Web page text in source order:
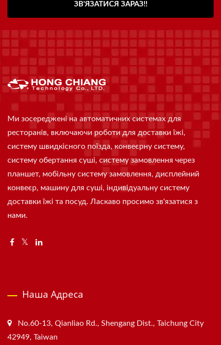
ЗВ'ЯЗАТИСЯ ЗАРАЗ!!
Ми зосереджені на автоматичних системах для
ресторанів, включаючи роботи для доставки їжі,
систему швидкісного поїзда, конвеєрну систему,
систему обертання суші, систему замовлення через
планшет, мобільну систему замовлення, дисплейний
конвеєр, машину для суші, індивідуальну систему
доставки їжі та посуд. Ласкаво просимо зв'язатися з
нами.
Наша Адреса
No.60-13, Qianliao Rd., Shengang Dist., Taichung City
42949, Taiwan